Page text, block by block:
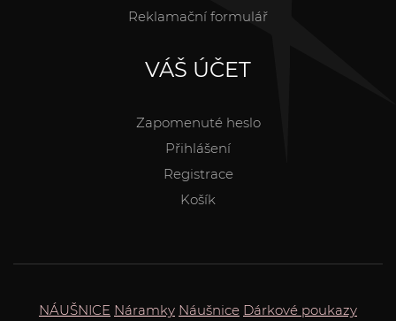
Reklamační formulář
VÁŠ ÚČET
Zapomenuté heslo
Přihlášení
Registrace
Košík
NÁUŠNICE Náramky Náušnice Dárkové poukazy